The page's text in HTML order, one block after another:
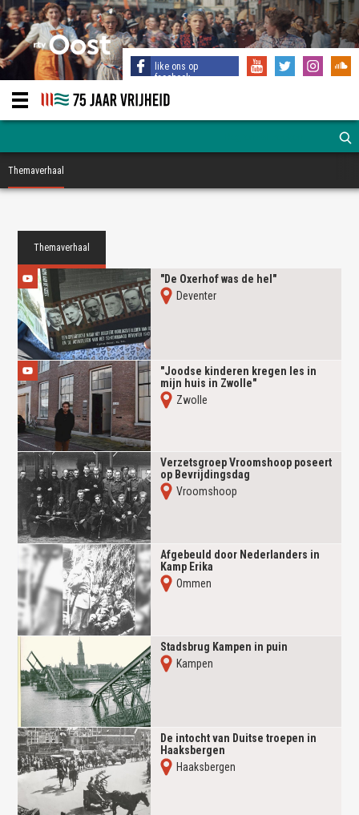
like ons op
facebook
Themaverhaal
Themaverhaal
"De Oxerhof was de hel"
Deventer
"Joodse kinderen kregen les in
mijn huis in Zwolle"
Zwolle
Verzetsgroep Vroomshoop poseert
op Bevrijdingsdag
Vroomshoop
Afgebeuld door Nederlanders in
Kamp Erika
Ommen
Stadsbrug Kampen in puin
Kampen
De intocht van Duitse troepen in
Haaksbergen
Haaksbergen